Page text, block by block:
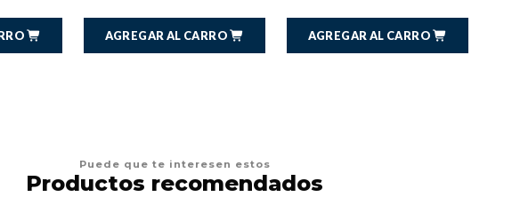
AGREGAR AL CARRO AGREGAR AL CARRO
Puede que te interesen estos
Productos recomendados